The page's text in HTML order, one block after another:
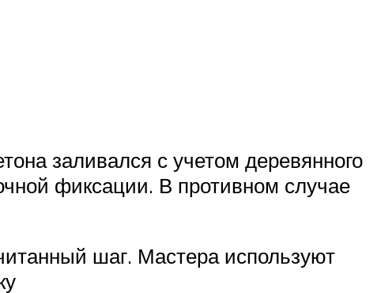
заливался с учетом деревянного
фиксации. В противном случае
шаг. Мастера используют